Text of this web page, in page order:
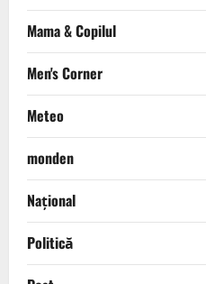
Mama & Copilul
Men's Corner
Meteo
monden
Național
Politică